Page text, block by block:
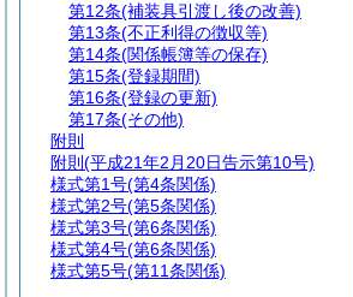
第12条(補装具引渡し後の改善)
第13条(不正利得の徴収等)
第14条(関係帳簿等の保存)
第15条(登録期間)
第16条(登録の更新)
第17条(その他)
附則
附則 (平成21年2月20日告示第10号)
様式第1号(第4条関係)
様式第2号(第5条関係)
様式第3号(第6条関係)
様式第4号(第6条関係)
様式第5号(第11条関係)